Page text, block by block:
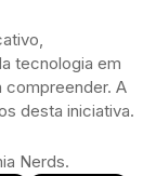
tecnologia em
compreender. A
desta iniciativa.
Nerds.